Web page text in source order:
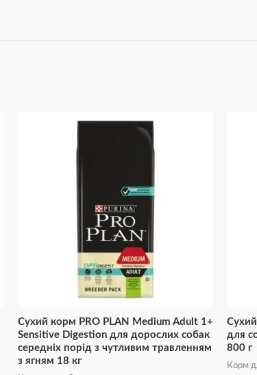
Сухий корм PRO PLAN Medium Adult 1+
Sensitive Digestion для дорослих собак
середніх порід з чутливим травленням
з ягням 18 кг
для
800 г
Корм